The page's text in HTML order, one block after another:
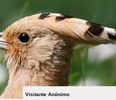
Visitante Anónimo